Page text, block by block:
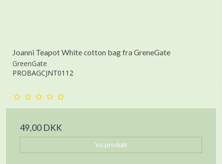
Joanni Teapot White cotton bag fra GreneGate
GreenGate
PROBAGCJNT0112
49,00 DKK
Vis produkt